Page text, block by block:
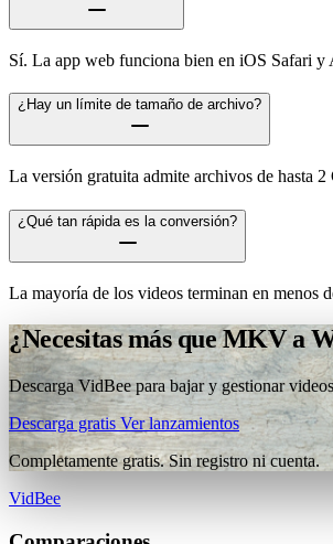
Sí. La app web funciona bien en iOS Safari y
¿Hay un límite de tamaño de archivo?
La versión gratuita admite archivos de hasta 2
¿Qué tan rápida es la conversión?
La mayoría de los videos terminan en menos
¿Necesitas más que MKV a
Descarga VidBee para bajar y gestionar
Descarga gratis Ver lanzamientos
Completamente gratis. Sin registro ni cuenta.
VidBee